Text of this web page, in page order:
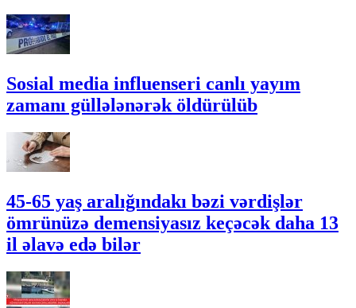
Sosial media influenseri canlı yayım
zamanı güllələnərək öldürülüb
45-65 yaş aralığındakı bəzi vərdişlər
ömrünüzə demensiyasız keçəcək daha 13
il əlavə edə bilər